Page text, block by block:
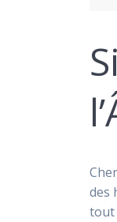
des
tout